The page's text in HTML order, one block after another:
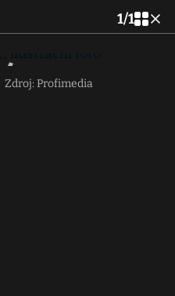
1/1
Zdroj: Profimedia